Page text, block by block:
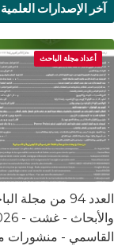
آخر الإصدارات
أعداد مجلة الباحث
العدد 94 من
القاسمي - منشورات